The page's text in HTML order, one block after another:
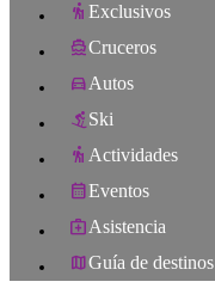
Exclusivos
Cruceros
Autos
Ski
Actividades
Eventos
Asistencia
Guía de destinos